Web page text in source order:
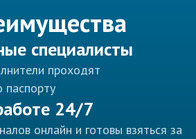
специалисты
проходят
24/7
онлайн и готовы взяться за